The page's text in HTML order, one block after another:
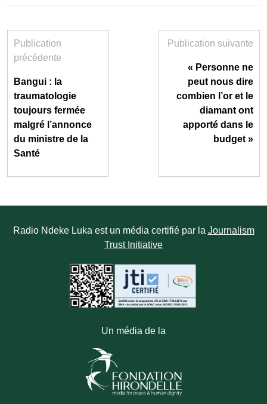
Publication
précédente
Bangui : la
traumatologie
toujours fermée
malgré l’annonce
du ministre de la
Santé
Publication suivante
« Personne ne
peut nous dire
combien l’or et le
diamant ont
apporté dans le
budget »
Radio Ndeke Luka est un média certifié par la Journalism
Trust Initiative
Un média de la